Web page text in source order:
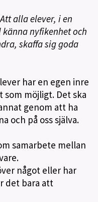
Att alla elever, i en
nyfikenhet och
skaffa sig goda
har en egen inre
möjligt. Det ska
genom att ha
och på oss själva.
samarbete mellan
något eller har
det bara att